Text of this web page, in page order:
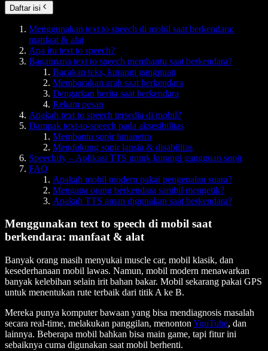
Daftar isi
Menggunakan text to speech di mobil saat berkendara:
manfaat & alat
Apa itu text to speech?
Bagaimana text to speech membantu saat berkendara?
Bacakan teks, kurangi gangguan
Membacakan arah saat berkendara
Dengarkan berita saat berkendara
Rekam pesan
Apakah text to speech tersedia di mobil?
Dampak text-to-speech pada aksesibilitas
Membantu sopir tunanetra
Mendukung sopir lansia & disabilitas
Speechify – Aplikasi TTS untuk kurangi gangguan sopir
FAQ
Apakah mobil modern pakai pengenalan suara?
Mengapa orang berkendara sambil mengetik?
Apakah TTS aman digunakan saat berkendara?
Menggunakan text to speech di mobil saat
berkendara: manfaat & alat
Banyak orang masih menyukai muscle car, mobil klasik, dan
kesederhanaan mobil lawas. Namun, mobil modern menawarkan
banyak kelebihan selain irit bahan bakar. Mobil sekarang pakai GPS
untuk menentukan rute terbaik dari titik A ke B.
Mereka punya komputer bawaan yang bisa mendiagnosis masalah
secara real-time, melakukan panggilan, menonton YouTube, dan
lainnya. Beberapa mobil bahkan bisa main game, tapi fitur ini
sebaiknya cuma digunakan saat mobil berhenti.